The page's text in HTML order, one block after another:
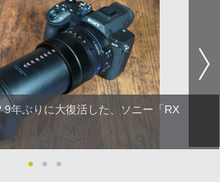
9年ぶりに大復活した、ソニー「RX
● ● ●